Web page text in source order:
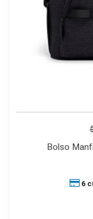
Bolso
6